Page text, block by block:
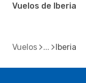
Vuelos de Iberia
Vuelos Iberia